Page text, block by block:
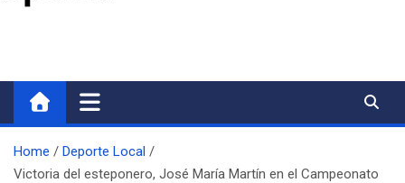
Home
Deporte Local
Victoria del esteponero, José María Martín en el Campeonato